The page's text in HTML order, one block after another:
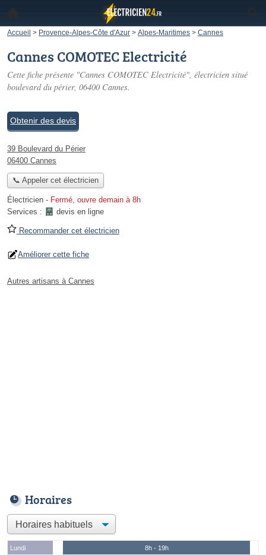
Accueil > Provence-Alpes-Côte d'Azur > Alpes-Maritimes > Cannes
Cannes COMOTEC Electricité
Cette fiche présente "Cannes COMOTEC Electricité", électricien situé
boulevard du périer, 06400 Cannes.
Obtenir des devis
39 Boulevard du Périer
06400 Cannes
📞 Appeler cet électricien
Électricien - Fermé, ouvre demain à 8h
Services :
devis en ligne
Recommander cet électricien
Améliorer cette fiche
Autres artisans à Cannes
Horaires
Lundi
8h - 19h